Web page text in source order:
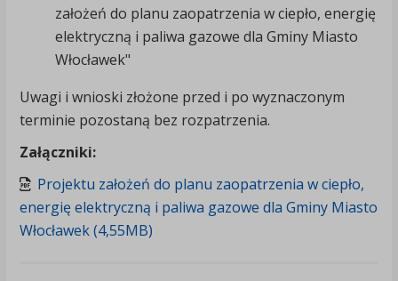
założeń do planu zaopatrzenia w ciepło, energię
elektryczną i paliwa gazowe dla Gminy Miasto
Włocławek"
Uwagi i wnioski złożone przed i po wyznaczonym
terminie pozostaną bez rozpatrzenia.
Załączniki:
Projektu założeń do planu zaopatrzenia w ciepło,
energię elektryczną i paliwa gazowe dla Gminy Miasto
Włocławek (4,55MB)